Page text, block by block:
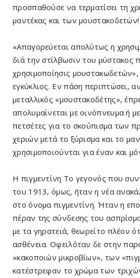
προσπαθούσε να τερματίσει τη
μαντέκας και των μουστακοδετών!
«Απαγορεύεται απολύτως η
διά την στίλβωσιν του μύστακος
χρησιμοποίησις
εγκύκλιος. Εν πάση περιπτώσει,
μεταλλικός «μουστακοδέτης»,
απολυμαίνεται με οινόπνευμα ή
πετσέτες για το σκούπισμα των
χεριών μετά το ξύρισμα και το
χρησιμοποιούνται για έναν και
Η πιγμεντίνη Το γεγονός που
του 1913, όμως, ήταν η νέα
στο όνομα πιγμεντίνη. Ήταν η
πέραν της σύνδεσης του
με τα γηρατειά, θεωρείτο πλέον
ασθένεια. Οφειλόταν δε στην
«κακοποιών μικροβίων», των
κατέστρεφαν το χρώμα των